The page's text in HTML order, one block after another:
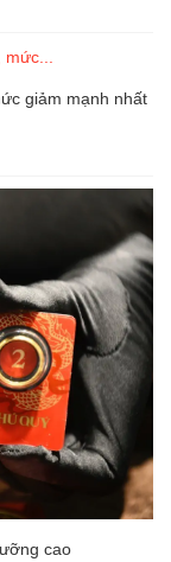
giảm mạnh nhất
cao